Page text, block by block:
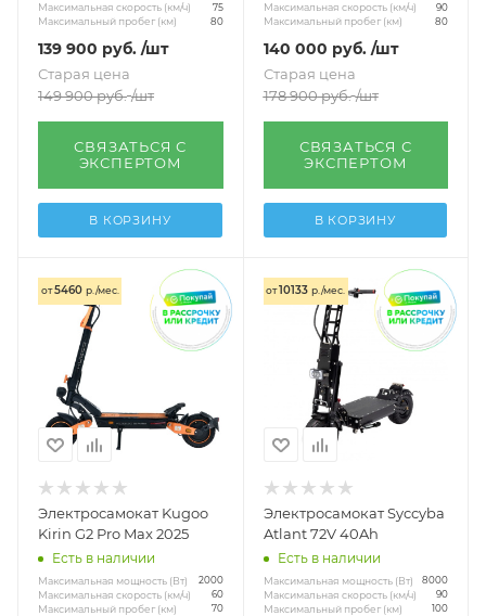
Максимальная скорость (км/ч) 75
Максимальный пробег (км) 80
139 900 руб. /шт
Старая цена
149 900руб. /шт
СВЯЗАТЬСЯ С
ЭКСПЕРТОМ
В КОРЗИНУ
Максимальная скорость (км/ч) 90
Максимальный пробег (км) 80
140 000 руб. /шт
Старая цена
178 900руб. /шт
СВЯЗАТЬСЯ С
ЭКСПЕРТОМ
В КОРЗИНУ
от5460 р./мес.
Электросамокат Kugoo
Kirin G2 Pro Max 2025
Есть в наличии
Максимальная мощность (Вт) 2000
Максимальная скорость (км/ч) 60
Максимальный пробег (км) 70
от10133 р./мес.
Электросамокат Syccyba
Atlant 72V 40Ah
Есть в наличии
Максимальная мощность (Вт) 8000
Максимальная скорость (км/ч) 90
Максимальный пробег (км) 100